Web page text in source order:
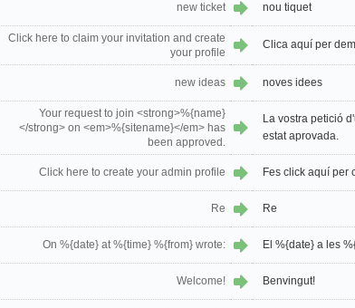
new ticket nou tiquet
Click here to claim your invitation and create
your profile
Clica aquí per
new ideas noves idees
Your request to join <strong>%{name}
</strong> on <em>%{sitename}</em> has
been approved.
La vostra petició
estat aprovada.
Click here to create your admin profile Fes click aquí per
Re Re
On %{date} at %{time} %{from} wrote: El %{date} a les
Welcome! Benvingut!